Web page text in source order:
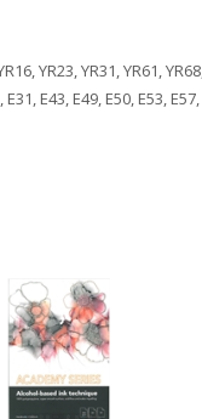
YR23, YR31, YR61,
E43, E49, E50, E53,